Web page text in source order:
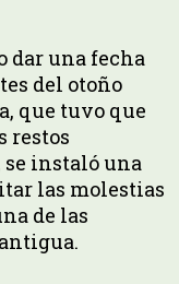
dar una fecha
del otoño
que tuvo que
restos
instaló una
las molestias
de las